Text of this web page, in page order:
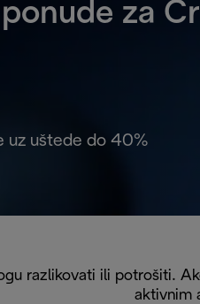
za
uz uštede do 40%
razlikovati ili potrošiti.
aktivnim